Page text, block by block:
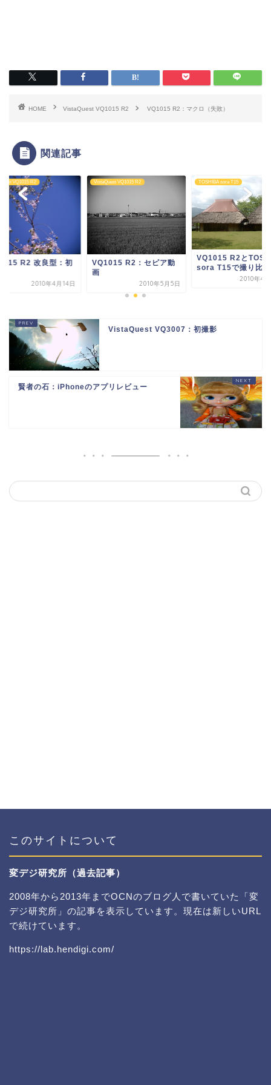
HOME VistaQuest VQ1015 R2 VQ1015 R2：マクロ（失敗）
関連記事
VQ1015 R2
R2 改良型：初
2010年4月14日
VistaQuest VQ1015 R2
VQ1015 R2：セピア動
画
2010年5月5日
TOSHIBA sora T15
VQ1015 R2と
sora T15で撮り比べ
2010年4
VistaQuest VQ3007：初撮影
賢者の石：iPhoneのアプリレビュー
このサイトについて
変デジ研究所（過去記事）
2008年から2013年までOCNのブログ人で書いていた「変
デジ研究所」の記事を表示しています。現在は新しいURL
で続けています。
https://lab.hendigi.com/